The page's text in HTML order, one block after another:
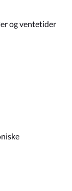
og ventetider